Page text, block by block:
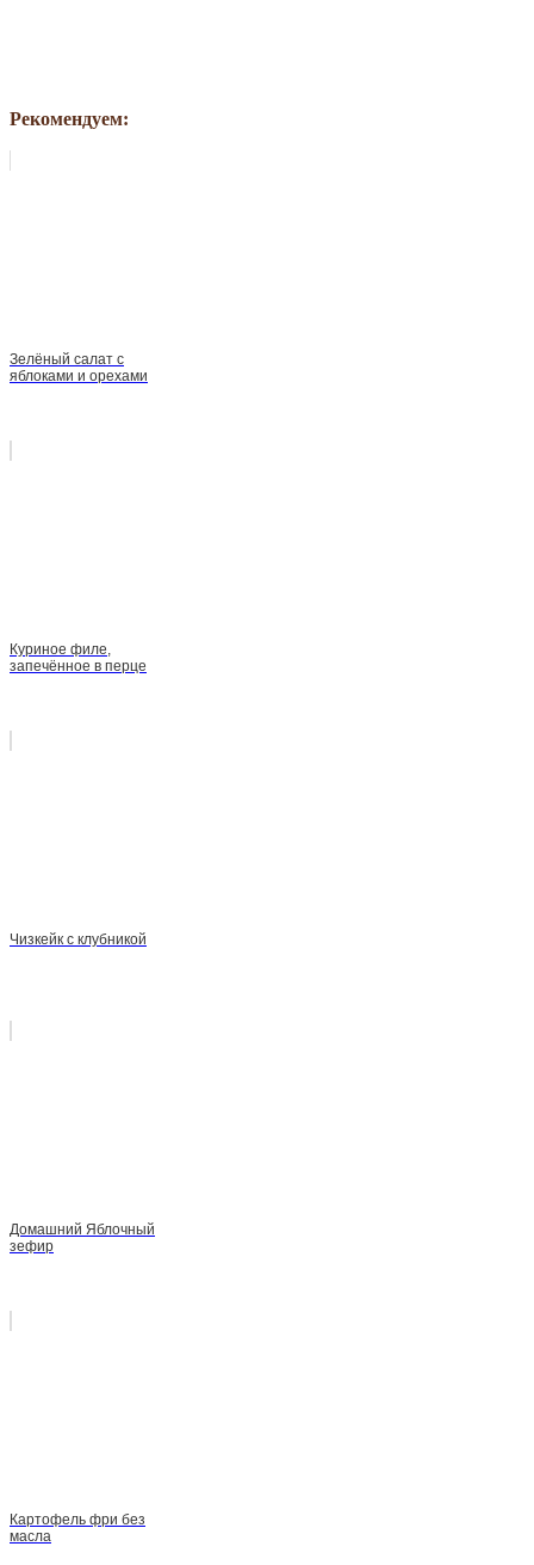
Рекомендуем:
Зелёный салат с
яблоками и орехами
Куриное филе,
запечённое в перце
Чизкейк с клубникой
Домашний Яблочный
зефир
Картофель фри без
масла